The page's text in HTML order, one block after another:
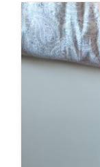
on
mitu
varianti.
Valikuid